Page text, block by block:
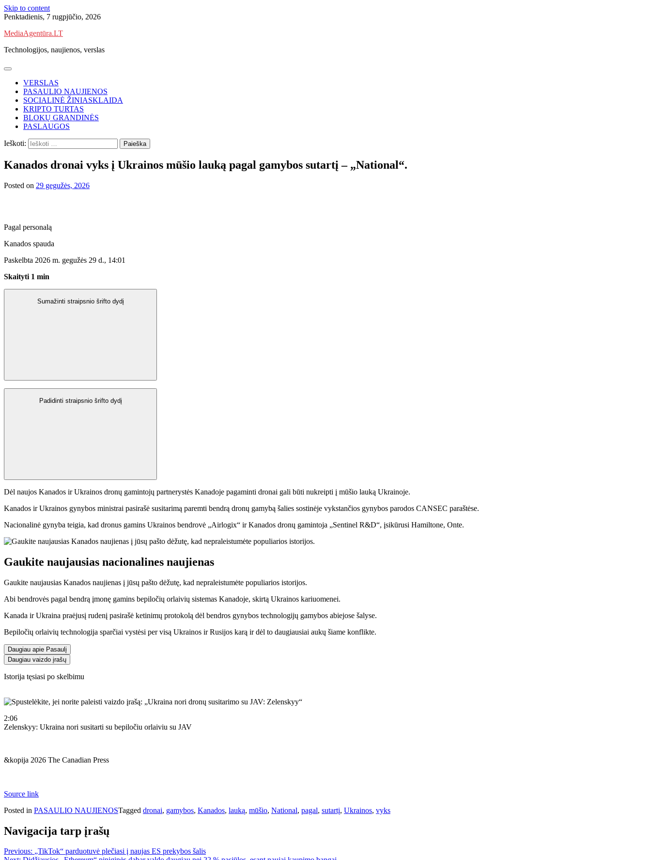
Skip to content
Penktadienis, 7 rugpjūčio, 2026
MediaAgentūra.LT
Technologijos, naujienos, verslas
VERSLAS
PASAULIO NAUJIENOS
SOCIALINĖ ŽINIASKLAIDA
KRIPTO TURTAS
BLOKŲ GRANDINĖS
PASLAUGOS
Ieškoti:
Kanados dronai vyks į Ukrainos mūšio lauką pagal gamybos sutartį – „National“.
Posted on 29 gegužės, 2026
Pagal personalą
Kanados spauda
Paskelbta 2026 m. gegužės 29 d., 14:01
Skaityti 1 min
Sumažinti straipsnio šrifto dydį
Padidinti straipsnio šrifto dydį
Dėl naujos Kanados ir Ukrainos dronų gamintojų partnerystės Kanadoje pagaminti dronai gali būti nukreipti į mūšio lauką Ukrainoje.
Kanados ir Ukrainos gynybos ministrai pasirašė susitarimą paremti bendrą dronų gamybą šalies sostinėje vykstančios gynybos parodos CANSEC paraštėse.
Nacionalinė gynyba teigia, kad dronus gamins Ukrainos bendrovė „Airlogix“ ir Kanados dronų gamintoja „Sentinel R&D“, įsikūrusi Hamiltone, Onte.
Gaukite naujausias nacionalines naujienas
Gaukite naujausias Kanados naujienas į jūsų pašto dėžutę, kad nepraleistumėte populiarios istorijos.
Abi bendrovės pagal bendrą įmonę gamins bepiločių orlaivių sistemas Kanadoje, skirtą Ukrainos kariuomenei.
Kanada ir Ukraina praėjusį rudenį pasirašė ketinimų protokolą dėl bendros gynybos technologijų gamybos abiejose šalyse.
Bepiločių orlaivių technologija sparčiai vystėsi per visą Ukrainos ir Rusijos karą ir dėl to daugiausiai aukų šiame konflikte.
Daugiau apie Pasaulį
Daugiau vaizdo įrašų
Istorija tęsiasi po skelbimu
2:06
Zelenskyy: Ukraina nori susitarti su bepiločiu orlaiviu su JAV
&kopija 2026 The Canadian Press
Source link
Posted in PASAULIO NAUJIENOSTagged dronai, gamybos, Kanados, lauką, mūšio, National, pagal, sutartį, Ukrainos, vyks
Navigacija tarp įrašų
Previous: „TikTok“ parduotuvė plečiasi į naujas ES prekybos šalis